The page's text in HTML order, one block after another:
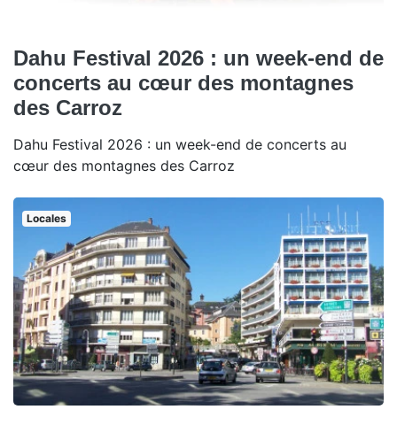
Dahu Festival 2026 : un week-end de
concerts au cœur des montagnes
des Carroz
Dahu Festival 2026 : un week-end de concerts au
cœur des montagnes des Carroz
Locales